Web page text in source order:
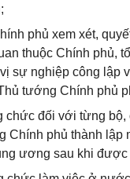
phủ xem xét,
thuộc Chính phủ,
sự nghiệp công lập
tướng Chính phủ
chức đối với từng
Chính phủ thành
ương sau khi